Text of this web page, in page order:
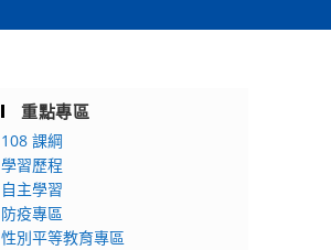
重點專區
108 課綱
學習歷程
自主學習
防疫專區
性別平等教育專區